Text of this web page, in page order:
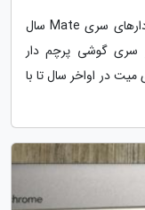
هواوی طی مراسمی در مونیخ آلمان، از پرچم دارهای سری Mate سال
سری گوشی پرچم دار
در اواخر سال تا با